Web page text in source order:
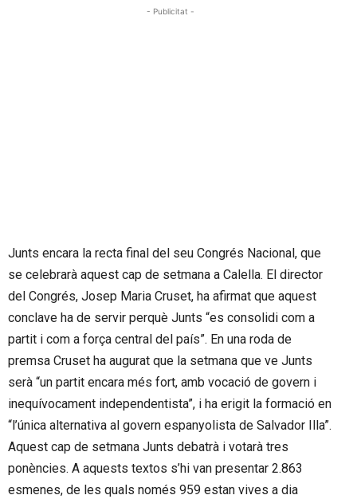
- Publicitat -
Junts encara la recta final del seu Congrés Nacional, que
se celebrarà aquest cap de setmana a Calella. El director
del Congrés, Josep Maria Cruset, ha afirmat que aquest
conclave ha de servir perquè Junts “es consolidi com a
partit i com a força central del país”. En una roda de
premsa Cruset ha augurat que la setmana que ve Junts
serà “un partit encara més fort, amb vocació de govern i
inequívocament independentista”, i ha erigit la formació en
“l’única alternativa al govern espanyolista de Salvador Illa”.
Aquest cap de setmana Junts debatrà i votarà tres
ponències. A aquests textos s’hi van presentar 2.863
esmenes, de les quals només 959 estan vives a dia